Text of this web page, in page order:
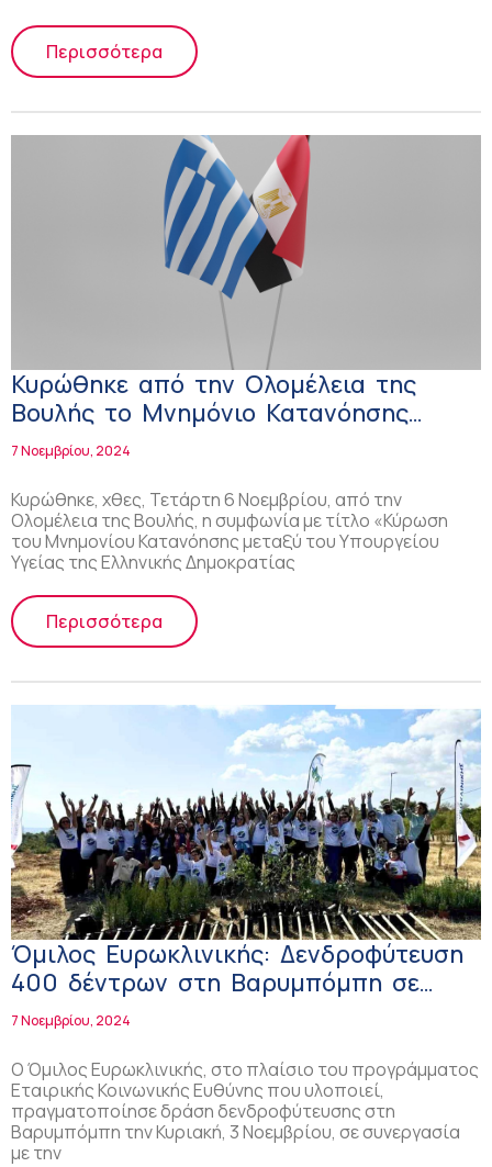
Περισσότερα
Κυρώθηκε από την Ολομέλεια της
Βουλής το Μνημόνιο Κατανόησης
μεταξύ των Υπουργείων Υγείας
Ελλάδας – Αιγύπτου για τη συνεργασία
στον τομέα της υγείας και της
φαρμακευτικής περίθαλψης
7 Νοεμβρίου, 2024
Κυρώθηκε, χθες, Τετάρτη 6 Νοεμβρίου, από την
Ολομέλεια της Βουλής, η συμφωνία με τίτλο «Κύρωση
του Μνημονίου Κατανόησης μεταξύ του Υπουργείου
Υγείας της Ελληνικής Δημοκρατίας
Περισσότερα
Όμιλος Ευρωκλινικής: Δενδροφύτευση
400 δέντρων στη Βαρυμπόμπη σε
συνεργασία με τη We4All
7 Νοεμβρίου, 2024
Ο Όμιλος Ευρωκλινικής, στο πλαίσιο του προγράμματος
Εταιρικής Κοινωνικής Ευθύνης που υλοποιεί,
πραγματοποίησε δράση δενδροφύτευσης στη
Βαρυμπόμπη την Κυριακή, 3 Νοεμβρίου, σε συνεργασία
με την